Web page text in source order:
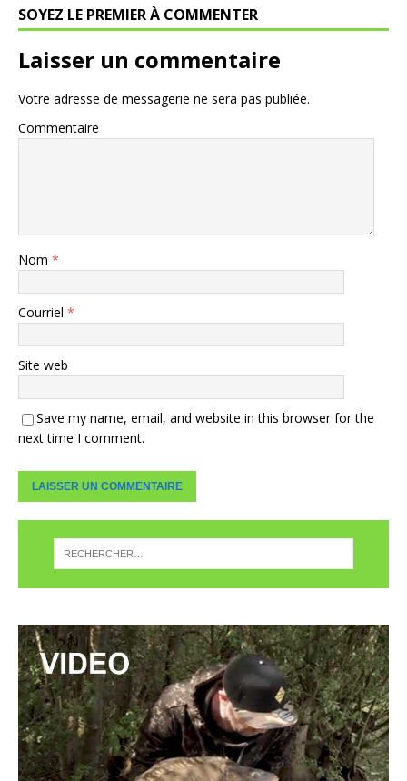
SOYEZ LE PREMIER À COMMENTER
Laisser un commentaire
Votre adresse de messagerie ne sera pas publiée.
Commentaire
Nom *
Courriel *
Site web
Save my name, email, and website in this browser for the
next time I comment.